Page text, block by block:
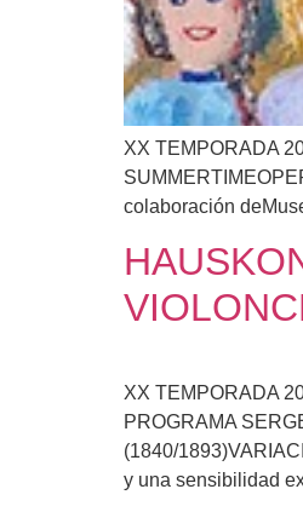
XX TEMPORADA
colaboración
XX TEMPORADA
PROGRAMA
(1840/
y una sensibilidad